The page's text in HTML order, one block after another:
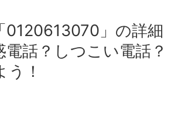
0120613070」の詳細
電話？しつこい電話？
！